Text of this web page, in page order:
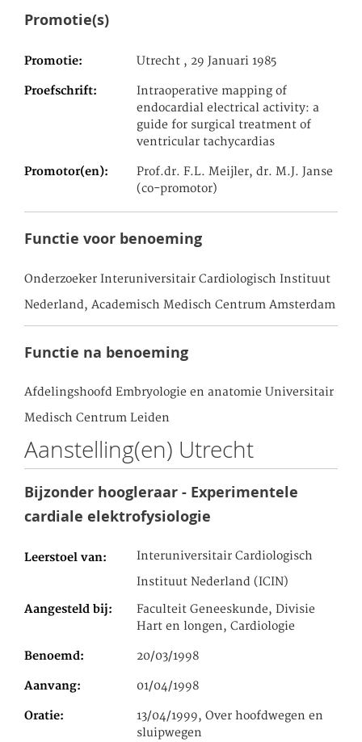
Promotie(s)
Promotie Utrecht , 29 Januari 1985
Proefschrift
Intraoperative mapping of
endocardial electrical activity: a
guide for surgical treatment of
ventricular tachycardias
Promotor(en)
Prof.dr. F.L. Meijler, dr. M.J. Janse
(co-promotor)
Functie voor benoeming
Onderzoeker Interuniversitair Cardiologisch Instituut
Nederland, Academisch Medisch Centrum Amsterdam
Functie na benoeming
Afdelingshoofd Embryologie en anatomie Universitair
Medisch Centrum Leiden
Aanstelling(en) Utrecht
Bijzonder hoogleraar - Experimentele
cardiale elektrofysiologie
Leerstoel van
Interuniversitair Cardiologisch
Instituut Nederland (ICIN)
Aangesteld bij
Faculteit Geneeskunde, Divisie
Hart en longen, Cardiologie
Benoemd 20/03/1998
Aanvang 01/04/1998
Oratie
13/04/1999, Over hoofdwegen en
sluipwegen